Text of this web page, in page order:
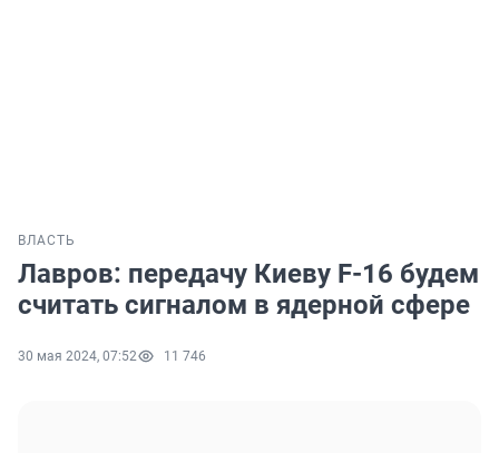
ВЛАСТЬ
Лавров: передачу Киеву F-16 будем
считать сигналом в ядерной сфере
30 мая 2024, 07:52 11 746